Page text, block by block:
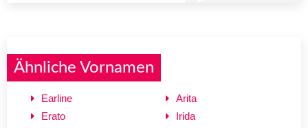
Ähnliche Vornamen
Earline
Erato
Arita
Irida